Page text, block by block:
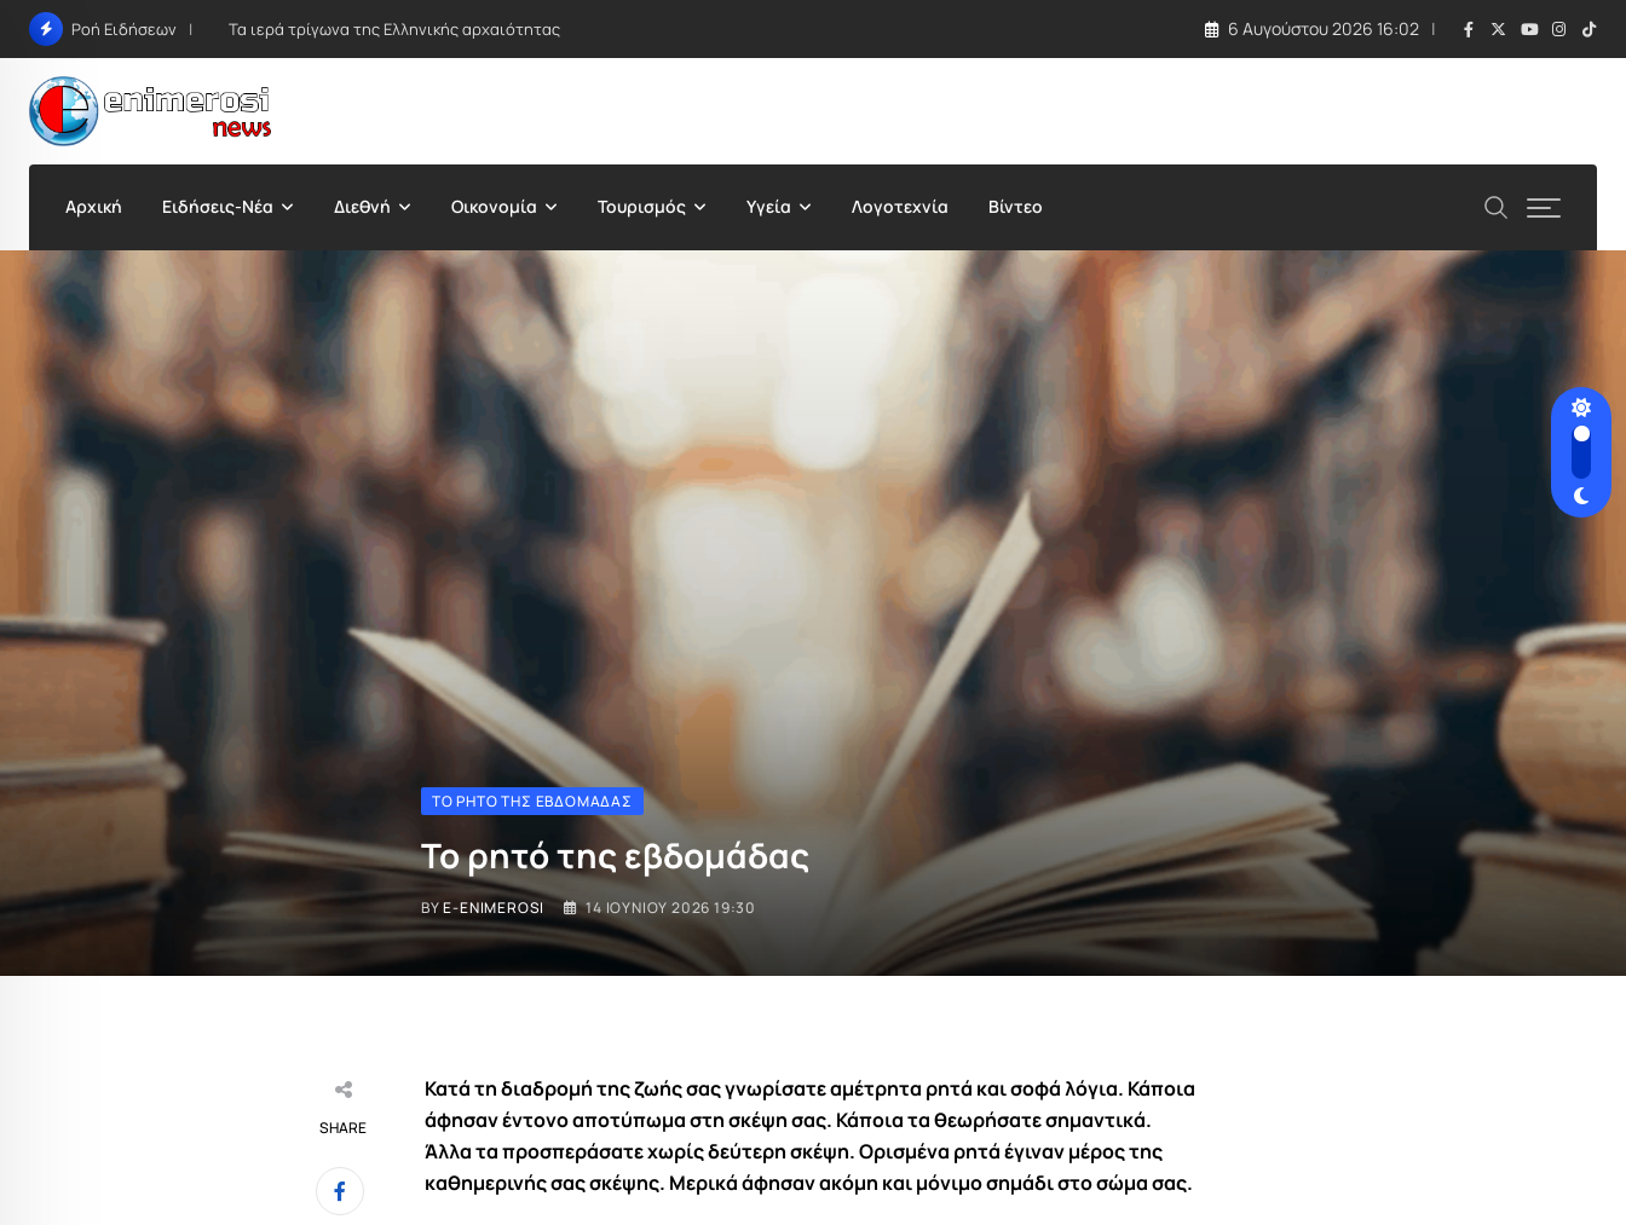
Skip
content
Ροή Ειδήσεων Τα ιερά τρίγωνα της Ελληνικής αρχαιότητας 6 Αυγούστου 2026 16:02
Αρχική Ειδήσεις-Νέα Διεθνή Οικονομία Τουρισμός Υγεία Λογοτεχνία Βίντεο
ΤΟ ΡΗΤΌ ΤΗΣ ΕΒΔΟΜΆΔΑΣ
Το ρητό της εβδομάδας
BYE-ENIMEROSI 14 ΙΟΥΝΊΟΥ 2026 19:30
SHARE
Κατά τη διαδρομή της ζωής σας γνωρίσατε αμέτρητα ρητά και σοφά λόγια. Κάποια
άφησαν έντονο αποτύπωμα στη σκέψη σας. Κάποια τα θεωρήσατε σημαντικά.
Άλλα τα προσπεράσατε χωρίς δεύτερη σκέψη. Ορισμένα ρητά έγιναν μέρος της
καθημερινής σας σκέψης. Μερικά άφησαν ακόμη και μόνιμο σημάδι στο σώμα σας.